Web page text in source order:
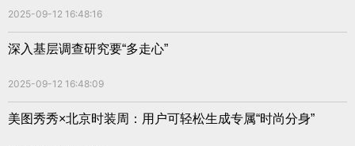
2025-09-12 16:48:16
深入基层调查研究要“多走心”
2025-09-12 16:48:09
美图秀秀×北京时装周：用户可轻松生成专属“时尚分身”